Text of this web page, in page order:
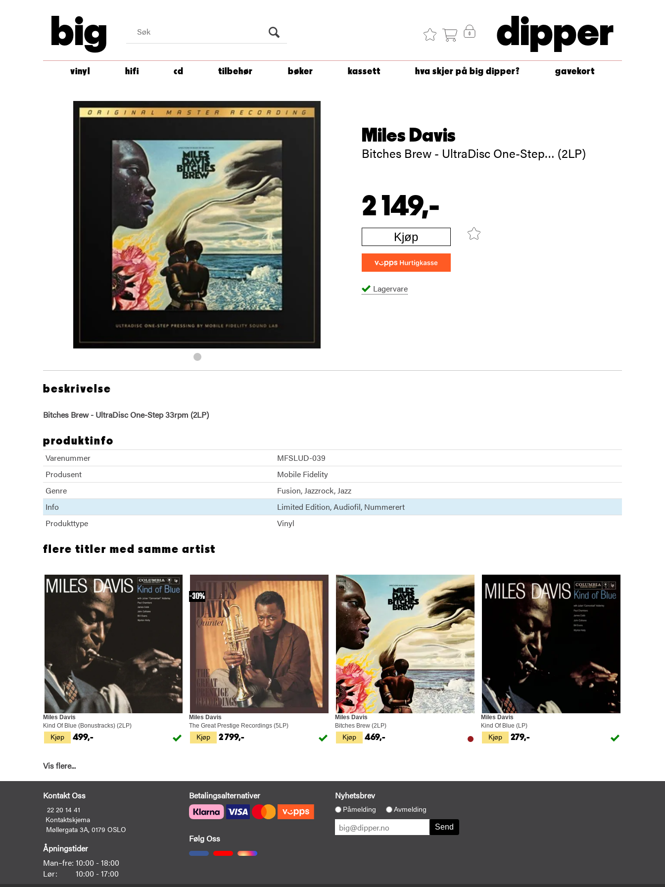
big dipper
vinyl hifi cd tilbehør bøker kassett hva skjer på big dipper? gavekort
Miles Davis
Bitches Brew - UltraDisc One-Step… (2LP)
2 149,-
Kjøp
Lagervare
beskrivelse
Bitches Brew - UltraDisc One-Step 33rpm (2LP)
produktinfo
Varenummer
MFSLUD-039
Produsent
Mobile Fidelity
Genre
Fusion Jazzrock Jazz
Info
Limited Edition Audiofil Nummerert
Produkttype
Vinyl
flere titler med samme artist
Kjøp
Miles Davis
Kind Of Blue (Bonustracks) (2LP)
499,- Kjøp
30%
Miles Davis
The Great Prestige Recordings (5LP)
2 799,- Kjøp
Miles Davis
Bitches Brew (2LP)
469,- Kjøp
Miles Davis
Kind Of Blue (LP)
279,-
Vis flere...
Kontakt Oss
22 20 14 41
Kontaktskjema
Møllergata 3A, 0179 OSLO
Åpningstider
Man–fre: 10:00 - 18:00
Lør:
10:00 - 17:00
Betalingsalternativer
Følg Oss
Nyhetsbrev
Påmelding Avmelding